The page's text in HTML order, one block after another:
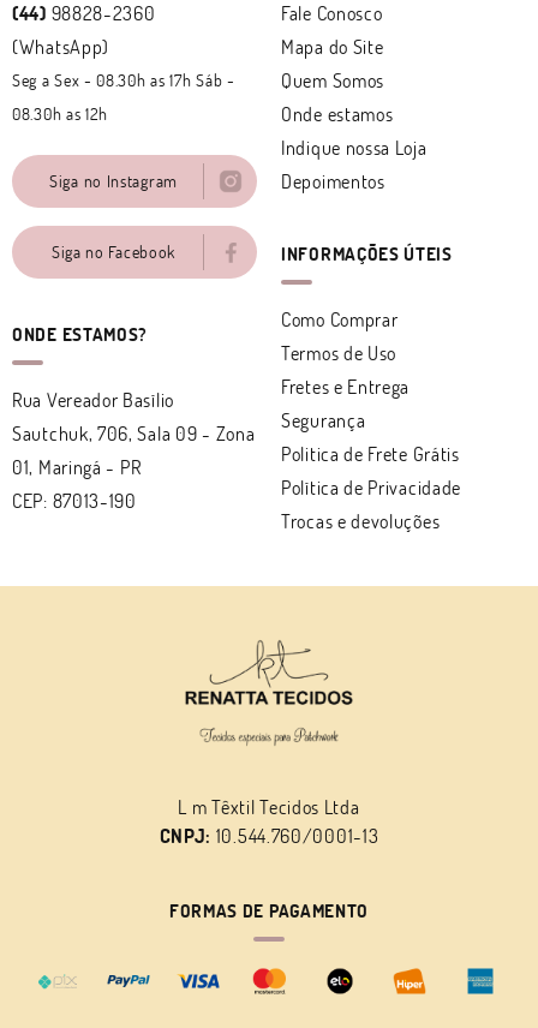
(44) 98828-2360
(WhatsApp)
Seg a Sex - 08.30h as 17h Sáb -
08.30h as 12h
Siga no Instagram
Siga no Facebook
ONDE ESTAMOS?
Rua Vereador Basílio
Sautchuk, 706, Sala 09 - Zona
01, Maringá - PR
CEP: 87013-190
Fale Conosco
Mapa do Site
Quem Somos
Onde estamos
Indique nossa Loja
Depoimentos
INFORMAÇÕES ÚTEIS
Como Comprar
Termos de Uso
Fretes e Entrega
Segurança
Politica de Frete Grátis
Política de Privacidade
Trocas e devoluções
L m Têxtil Tecidos Ltda
CNPJ: 10.544.760/0001-13
FORMAS DE PAGAMENTO